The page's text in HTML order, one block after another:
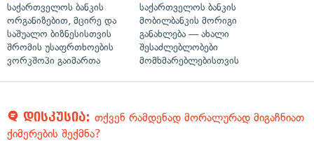
საქართველოს ბანკის
ორგანიზებით, მცირე და
საშუალო ბიზნესისთვის
შრომის უსაფრთხოების
ვორკშოპი გაიმართა
საქართველოს ბანკის
მობილბანკის მორიგი
განახლება — ახალი
შესაძლებლობები
მომხმარებლებისთვის
დისკუსია: თქვენ რამდენად მორალურად მიგაჩნიათ
ქიმერების შექმნა?